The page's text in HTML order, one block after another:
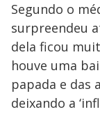
Segundo o
surpreendeu
dela ficou
houve uma
papada e das
deixando a